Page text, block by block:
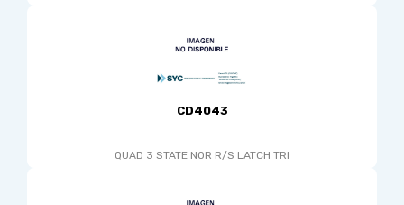
CD4043
QUAD 3 STATE NOR R/S LATCH TRI